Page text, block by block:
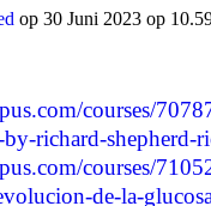
op 30 Juni 2023 op
courses/
richard-shepherd-
courses/
de-la-